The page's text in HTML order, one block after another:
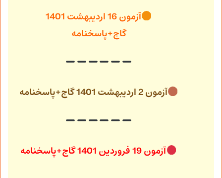
آزمون 16 اردیبهشت 1401
گاج+پاسخنامه
آزمون 2 اردیبهشت 1401 گاج+پاسخنامه
آزمون 19 فروردین 1401 گاج+پاسخنامه